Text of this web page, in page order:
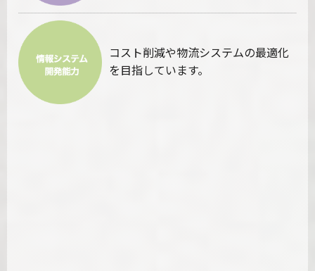
コスト削減や物流システムの最適化
を目指しています。